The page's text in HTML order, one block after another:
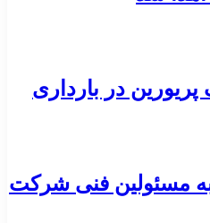
در بارداری
مسئولین فنی شرکت